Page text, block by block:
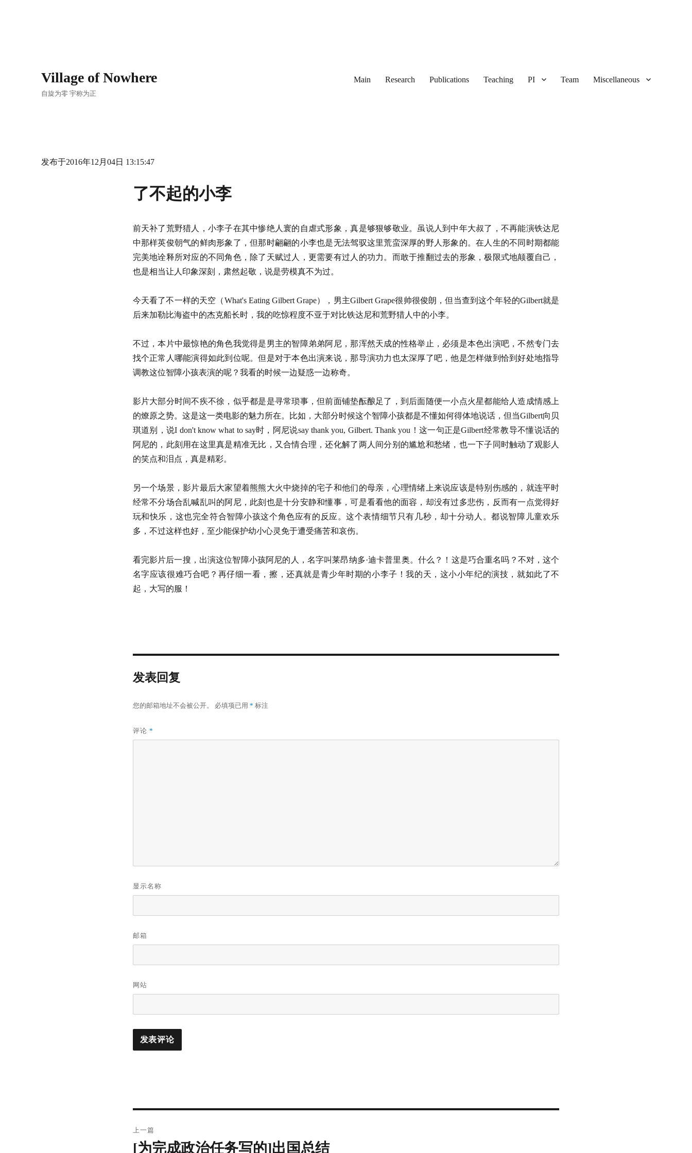
Village of Nowhere
自旋为零 宇称为正
Main Research Publications Teaching PI Team Miscellaneous
发布于2016年12月04日 13:15:47
了不起的小李
前天补了荒野猎人，小李子在其中惨绝人寰的自虐式形象，真是够狠够敬业。虽说人到中年大叔了，不再能演铁达尼
中那样英俊朝气的鲜肉形象了，但那时翩翩的小李也是无法驾驭这里荒蛮深厚的野人形象的。在人生的不同时期都能
完美地诠释所对应的不同角色，除了天赋过人，更需要有过人的功力。而敢于推翻过去的形象，极限式地颠覆自己，
也是相当让人印象深刻，肃然起敬，说是劳模真不为过。
今天看了不一样的天空（What's Eating Gilbert Grape），男主Gilbert Grape很帅很俊朗，但当查到这个年轻的Gilbert就是
后来加勒比海盗中的杰克船长时，我的吃惊程度不亚于对比铁达尼和荒野猎人中的小李。
不过，本片中最惊艳的角色我觉得是男主的智障弟弟阿尼，那浑然天成的性格举止，必须是本色出演吧，不然专门去
找个正常人哪能演得如此到位呢。但是对于本色出演来说，那导演功力也太深厚了吧，他是怎样做到恰到好处地指导
调教这位智障小孩表演的呢？我看的时候一边疑惑一边称奇。
影片大部分时间不疾不徐，似乎都是是寻常琐事，但前面铺垫酝酿足了，到后面随便一小点火星都能给人造成情感上
的燎原之势。这是这一类电影的魅力所在。比如，大部分时候这个智障小孩都是不懂如何得体地说话，但当Gilbert向贝
琪道别，说I don't know what to say时，阿尼说say thank you, Gilbert. Thank you！这一句正是Gilbert经常教导不懂说话的
阿尼的，此刻用在这里真是精准无比，又合情合理，还化解了两人间分别的尴尬和愁绪，也一下子同时触动了观影人
的笑点和泪点，真是精彩。
另一个场景，影片最后大家望着熊熊大火中烧掉的宅子和他们的母亲，心理情绪上来说应该是特别伤感的，就连平时
经常不分场合乱喊乱叫的阿尼，此刻也是十分安静和懂事，可是看看他的面容，却没有过多悲伤，反而有一点觉得好
玩和快乐，这也完全符合智障小孩这个角色应有的反应。这个表情细节只有几秒，却十分动人。都说智障儿童欢乐
多，不过这样也好，至少能保护幼小心灵免于遭受痛苦和哀伤。
看完影片后一搜，出演这位智障小孩阿尼的人，名字叫莱昂纳多·迪卡普里奥。什么？！这是巧合重名吗？不对，这个
名字应该很难巧合吧？再仔细一看，擦，还真就是青少年时期的小李子！我的天，这小小年纪的演技，就如此了不
起，大写的服！
发表回复
您的邮箱地址不会被公开。 必填项已用 * 标注
评论 *
显示名称
邮箱
网站
章
上一篇
上
[为完成政治任务写的]出国总结